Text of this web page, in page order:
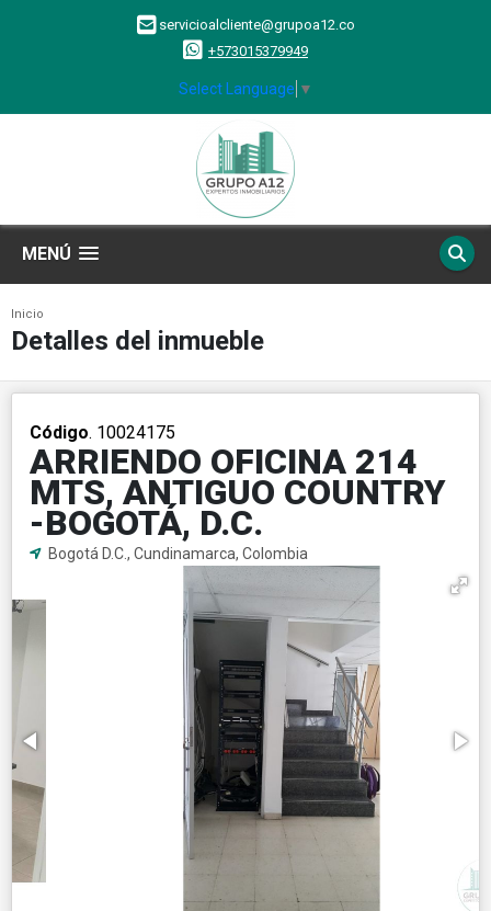
servicioalcliente@grupoa12.co
+573015379949
Select Language ▼
MENÚ
Inicio
Detalles del inmueble
Código. 10024175
ARRIENDO OFICINA 214
MTS, ANTIGUO COUNTRY
-BOGOTÁ, D.C.
Bogotá D.C., Cundinamarca, Colombia